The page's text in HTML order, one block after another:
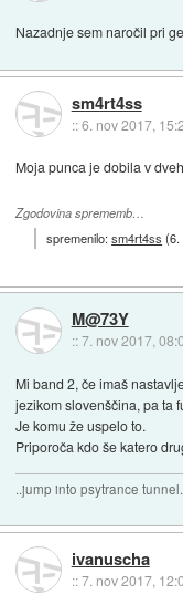
Nazadnje sem naročil pri
sm4rt4ss
::6. nov 2017,
Moja punca je dobila v
Zgodovina sprememb…
spremenilo:sm4rt4ss (6.
M@73Y
::7. nov 2017,
Mi band 2, če imaš
jezikom slovenščina, pa ta
Je komu že uspelo to.
Priporoča kdo še katero
..jump into psytrance
ivanuscha
::7. nov 2017,